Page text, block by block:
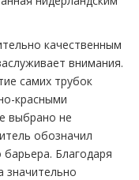
качественным
внимания.
самих трубок
красными
выбрано не
обозначил
Благодаря
значительно